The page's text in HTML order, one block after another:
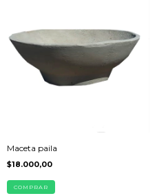
Maceta paila
$18.000,00
COMPRAR